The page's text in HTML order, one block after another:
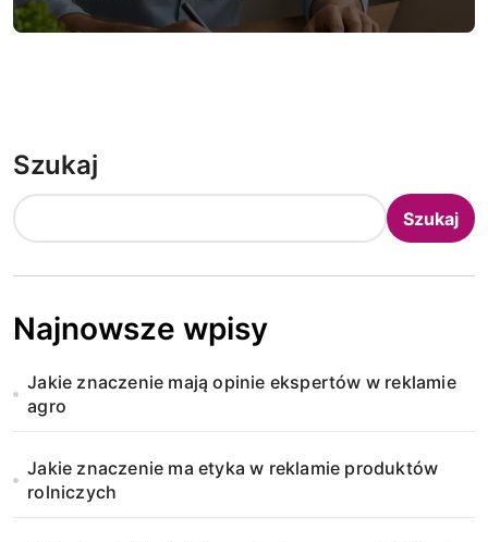
Szukaj
Szukaj
Najnowsze wpisy
Jakie znaczenie mają opinie ekspertów w reklamie
agro
Jakie znaczenie ma etyka w reklamie produktów
rolniczych